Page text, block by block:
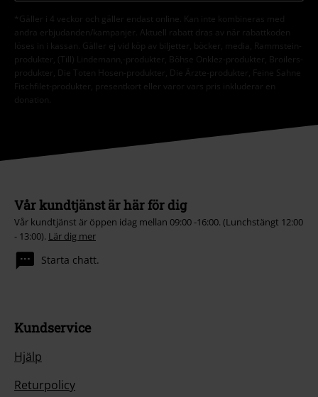
andra erbjudanden/kampanjer. Aktuell rabatt dras av när rabattkoden
löses in i kassan. Gäller ej vid köp av biljetter, böcker, media, Rammstein-
produkter, (Till) Lindemann,-produkter, Böhse Onklez-produkter, Broilers-
produkter, Die Toten Hosen-produkter, Die Ärzte-produkter, Feine Sahne
Fischfilet-produkter, presentkort eller varor vars pris inkluderar en
donation.
Vår kundtjänst är här för dig
Vår kundtjänst är öppen idag mellan 09:00 -16:00. (Lunchstängt 12:00
- 13:00).Lär dig mer
Kundservice
Hjälp
Returpolicy